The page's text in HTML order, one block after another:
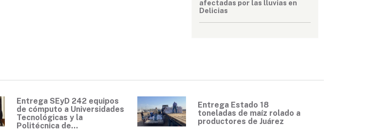
afectadas por las lluvias en
Delicias
Entrega SEyD 242 equipos
de cómputo a Universidades
Tecnológicas y la
Politécnica de...
Entrega Estado 18
toneladas de maíz rolado a
productores de Juárez